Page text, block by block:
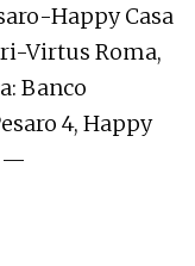
Happy Casa
Virtus Roma,
Banco
4, Happy
—